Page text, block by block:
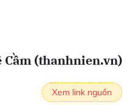
Cầm (thanhnien.vn)
Xem link nguồn